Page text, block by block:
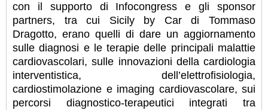
con il supporto di Infocongress e gli sponsor
partners, tra cui Sicily by Car di Tommaso
Dragotto, erano quelli di dare un aggiornamento
sulle diagnosi e le terapie delle principali malattie
cardiovascolari, sulle innovazioni della cardiologia
interventistica, dell’elettrofisiologia,
cardiostimolazione e imaging cardiovascolare, sui
percorsi diagnostico-terapeutici integrati tra